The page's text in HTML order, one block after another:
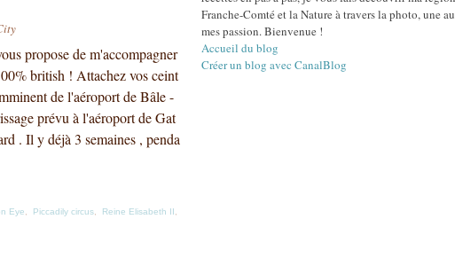
propose de m'accompagner
british ! Attachez vos ceint
de l'aéroport de Bâle -
prévu à l'aéroport de Gat
. Il y déjà 3 semaines , penda
Eye Piccadily circus Reine Elisabeth II
Franche-Comté et la Nature à travers la photo, une
mes passion. Bienvenue !
Accueil du blog
Créer un blog avec CanalBlog